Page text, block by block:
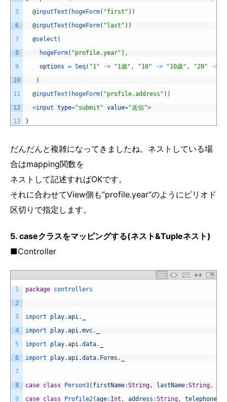
5
6
7
8
9
10
11
12
13
@inputText ( hogeForm( "first" ) )
@inputText ( hogeForm( "last" ) )
@select (
hogeForm( "profile.year" ) ,
options = Seq( "1" -> "1歳" , "10" -> "10歳" , "20" ->
)
@inputText ( hogeForm( "profile.address" ) )
<input type="submit" value="送信">
}
だんだんと複雑になってきましたね。ネストしている場
合はmapping関数を
ネストして記述すればOKです。
それに合わせてView側も”profile.year”のようにピリオド
区切りで指定します。
5. caseクラスをマッピングする(ネスト&Tupleネスト)
■Controller
1
2
3
4
5
6
7
8
9
package controllers
import play.api .
import play.api .mvc.
import play.api .data.
import play.api .data. Forms .
case class Person3( firstName:String , lastName:String ,
case class Profile2(age: Int , address :String , telephone